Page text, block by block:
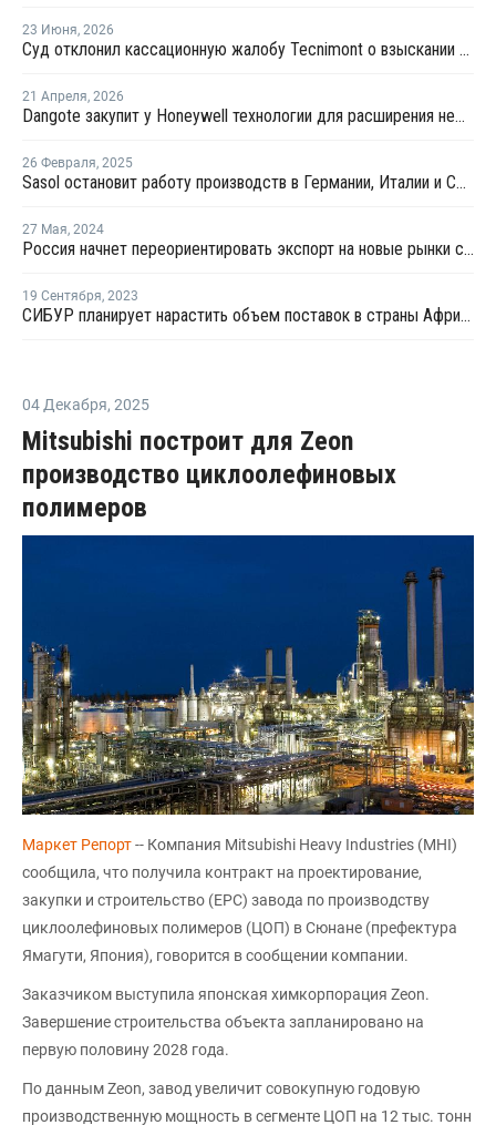
23 Июня, 2026
Суд отклонил кассационную жалобу Tecnimont о взыскании в пользу "Еврохима"
21 Апреля, 2026
Dangote закупит у Honeywell технологии для расширения нефтехимического комплекса в Лагосе
26 Февраля, 2025
Sasol остановит работу производств в Германии, Италии и США
27 Мая, 2024
Россия начнет переориентировать экспорт на новые рынки сбыта
19 Сентября, 2023
СИБУР планирует нарастить объем поставок в страны Африки
04 Декабря, 2025
Mitsubishi построит для Zeon
производство циклоолефиновых
полимеров
Маркет Репорт-- Компания Mitsubishi Heavy Industries (MHI)
сообщила, что получила контракт на проектирование,
закупки и строительство (EPC) завода по производству
циклоолефиновых полимеров (ЦОП) в Сюнане (префектура
Ямагути, Япония), говорится в сообщении компании.
Заказчиком выступила японская химкорпорация Zeon.
Завершение строительства объекта запланировано на
первую половину 2028 года.
По данным Zeon, завод увеличит совокупную годовую
производственную мощность в сегменте ЦОП на 12 тыс. тонн